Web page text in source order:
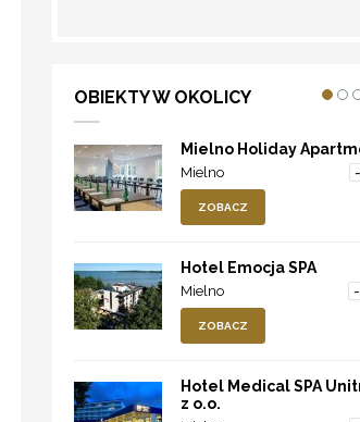
OBIEKTY W OKOLICY
Mielno Holiday
Mielno
ZOBACZ
Hotel Emocja SPA
Mielno
ZOBACZ
Hotel Medical SPA
z o.o.